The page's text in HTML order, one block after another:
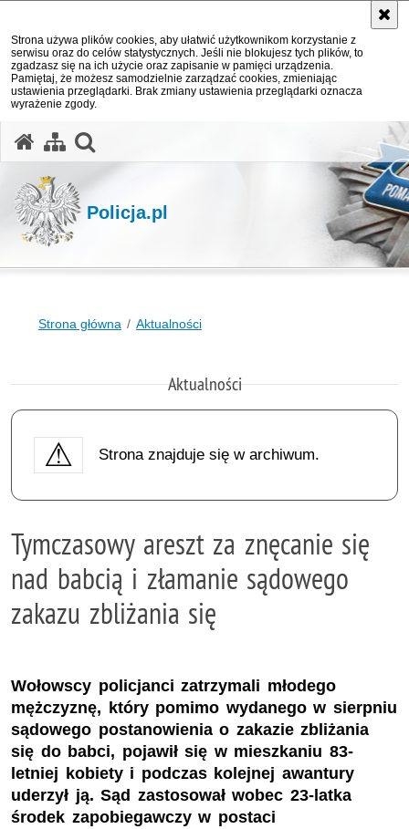
Strona używa plików cookies, aby ułatwić użytkownikom korzystanie z
serwisu oraz do celów statystycznych. Jeśli nie blokujesz tych plików, to
zgadzasz się na ich użycie oraz zapisanie w pamięci urządzenia.
Pamiętaj, że możesz samodzielnie zarządzać cookies, zmieniając
ustawienia przeglądarki. Brak zmiany ustawienia przeglądarki oznacza
wyrażenie zgody.
Policja.pl
Strona główna Aktualności
Aktualności
Strona znajduje się w archiwum.
Tymczasowy areszt za znęcanie się
nad babcią i złamanie sądowego
zakazu zbliżania się
Wołowscy policjanci zatrzymali młodego
mężczyznę, który pomimo wydanego w sierpniu
sądowego postanowienia o zakazie zbliżania
się do babci, pojawił się w mieszkaniu 83-
letniej kobiety i podczas kolejnej awantury
uderzył ją. Sąd zastosował wobec 23-latka
środek zapobiegawczy w postaci